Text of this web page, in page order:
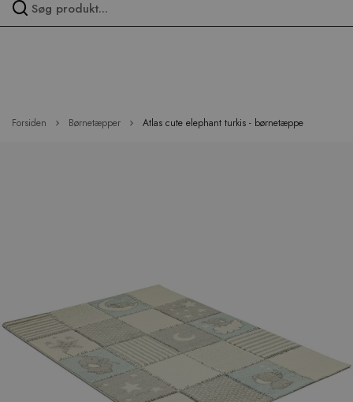
Forsiden Børnetæpper Atlas cute elephant turkis - børnetæppe